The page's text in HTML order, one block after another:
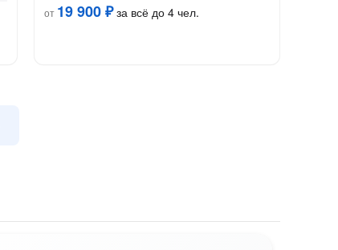
от 19 900 ₽за всё до 4 чел.